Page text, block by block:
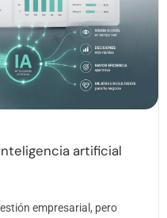
artificial
empresarial, pero